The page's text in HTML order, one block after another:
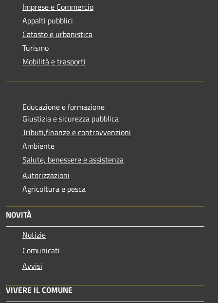
Imprese e Commercio
Appalti pubblici
Catasto e urbanistica
Turismo
Mobilità e trasporti
Educazione e formazione
Giustizia e sicurezza pubblica
Tributi,finanze e contravvenzioni
Ambiente
Salute, benessere e assistenza
Autorizzazioni
Agricoltura e pesca
NOVITÀ
Notizie
Comunicati
Avvisi
VIVERE IL COMUNE